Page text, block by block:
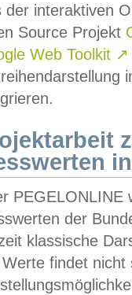
der interaktiven
Source Projekt
Web Toolkit ↗
PEGELONLINE
der
klassische
Werte findet